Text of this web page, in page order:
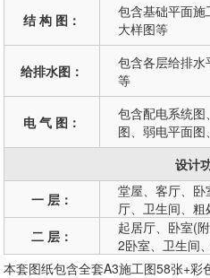
结 构 图：
包含基础平面
大样图等
给排水图：
包含各层给排
等
电 气 图：
包含配电系统
图、弱电平面
设计
一 层：
堂屋、客厅、
厅、卫生间、
二 层：
起居厅、卧室(
2卧室、卫生间
本套图纸包含全套A3施工图58张+